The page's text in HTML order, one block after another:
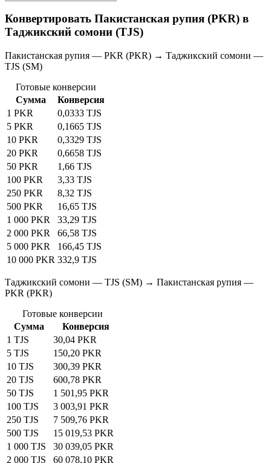
Конвертировать Пакистанская рупия (PKR) в
Таджикский сомони (TJS)
Пакистанская рупия — PKR (PKR) → Таджикский сомони —
TJS (SM)
Готовые конверсии
Сумма
Конверсия
1 PKR
0,0333 TJS
5 PKR
0,1665 TJS
10 PKR
0,3329 TJS
20 PKR
0,6658 TJS
50 PKR
1,66 TJS
100 PKR
3,33 TJS
250 PKR
8,32 TJS
500 PKR
16,65 TJS
1 000 PKR
33,29 TJS
2 000 PKR
66,58 TJS
5 000 PKR
166,45 TJS
10 000 PKR 332,9 TJS
Таджикский сомони — TJS (SM) → Пакистанская рупия —
PKR (PKR)
Готовые конверсии
Сумма
Конверсия
1 TJS
30,04 PKR
5 TJS
150,20 PKR
10 TJS
300,39 PKR
20 TJS
600,78 PKR
50 TJS
1 501,95 PKR
100 TJS
3 003,91 PKR
250 TJS
7 509,76 PKR
500 TJS
15 019,53 PKR
1 000 TJS
30 039,05 PKR
2 000 TJS
60 078,10 PKR